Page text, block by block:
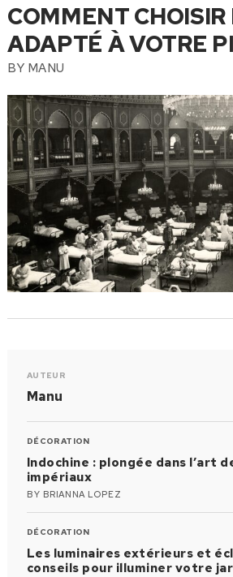
COMMENT CHOISIR
ADAPTÉ À VOTRE
BY MANU
AUTEUR
Manu
DÉCORATION
Indochine : plongée dans l’art
impériaux
BY BRIANNA LOPEZ
DÉCORATION
Les luminaires extérieurs et
conseils pour illuminer votre